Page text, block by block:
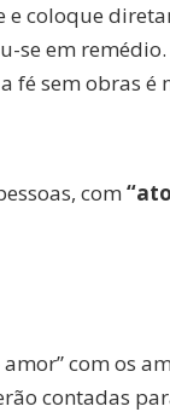
coloque
em remédio.
fé sem obras é
com
com os
contadas